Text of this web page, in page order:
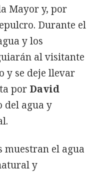
Mayor y, por
Durante el
y los
al visitante
y se deje llevar
por David
del agua y
muestran el agua
y